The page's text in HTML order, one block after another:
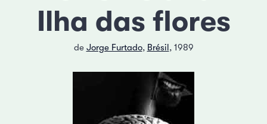
Ilha das flores
de Jorge Furtado, Brésil, 1989